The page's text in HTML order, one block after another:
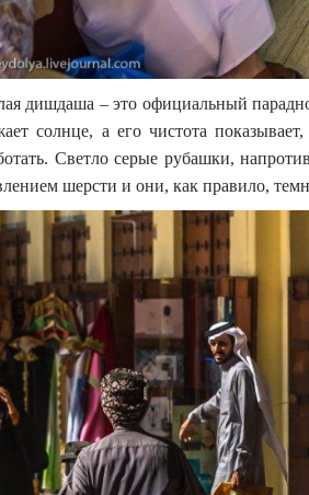
дишдаша – это официальный
солнце, а его чистота
Светло серые рубашки,
шерсти и они, как правило,